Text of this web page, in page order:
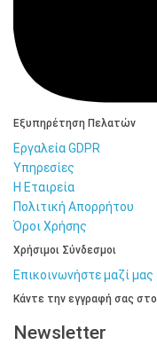
Εξυπηρέτηση Πελατών
Εργαλεία GDPR
Υπηρεσίες
Η Εταιρεία
Πολιτική Απορρήτου
Όροι Χρήσης
Χρήσιμοι Σύνδεσμοι
Επικοινωνήστε μαζί μας
Κάντε την εγγραφή σας στο
Newsletter